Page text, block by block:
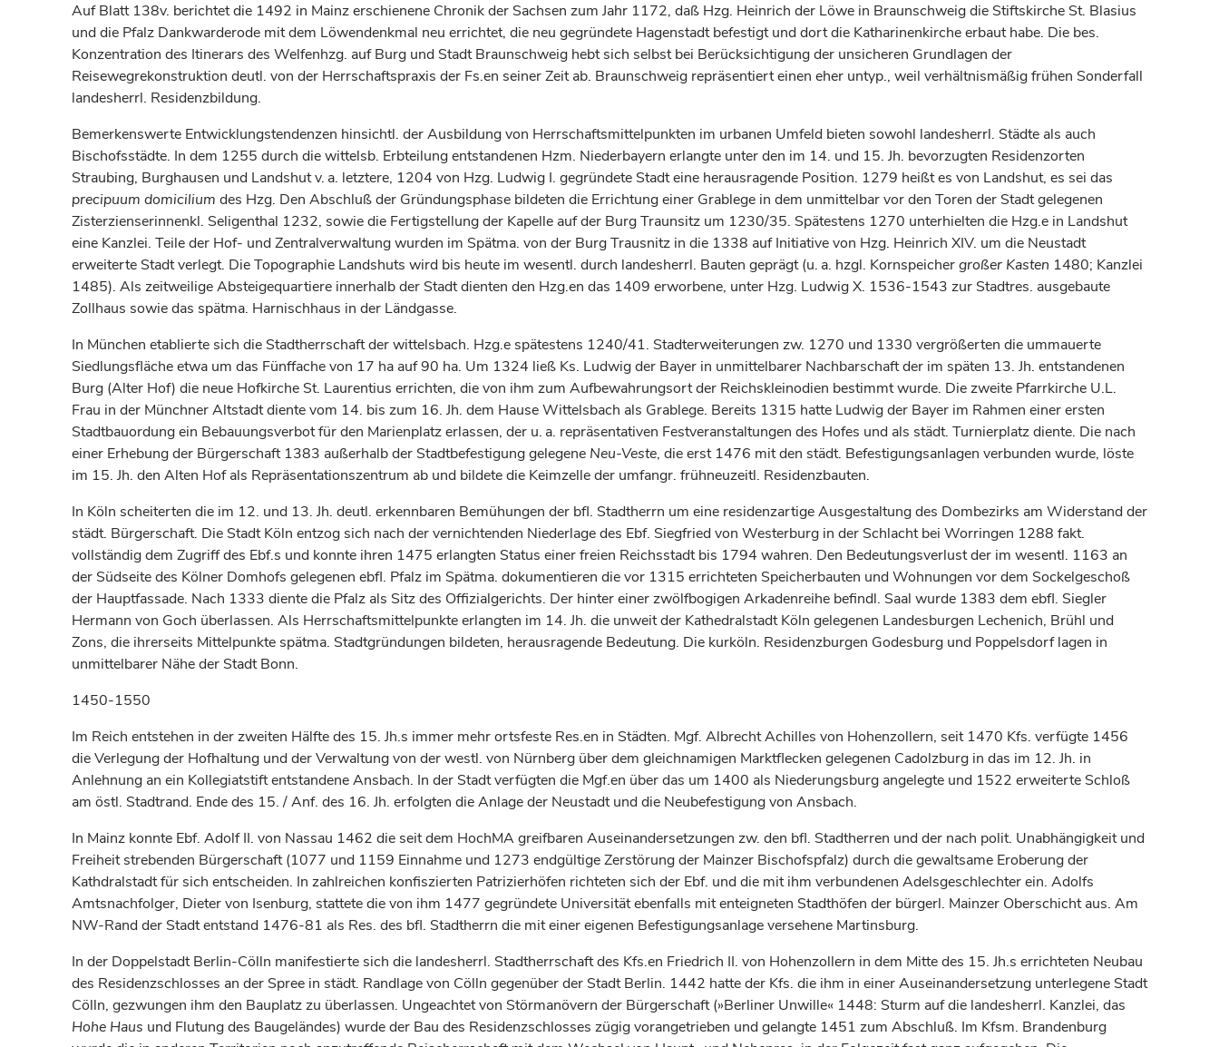
Auf Blatt 138v. berichtet die 1492 in Mainz erschienene Chronik der Sachsen zum Jahr 1172, daß Hzg. Heinrich der Löwe in Braunschweig die Stiftskirche St. Blasius
und die Pfalz Dankwarderode mit dem Löwendenkmal neu errichtet, die neu gegründete Hagenstadt befestigt und dort die Katharinenkirche erbaut habe. Die bes.
Konzentration des Itinerars des Welfenhzg. auf Burg und Stadt Braunschweig hebt sich selbst bei Berücksichtigung der unsicheren Grundlagen der
Reisewegrekonstruktion deutl. von der Herrschaftspraxis der Fs.en seiner Zeit ab. Braunschweig repräsentiert einen eher untyp., weil verhältnismäßig frühen Sonderfall
landesherrl. Residenzbildung.
Bemerkenswerte Entwicklungstendenzen hinsichtl. der Ausbildung von Herrschaftsmittelpunkten im urbanen Umfeld bieten sowohl landesherrl. Städte als auch
Bischofsstädte. In dem 1255 durch die wittelsb. Erbteilung entstandenen Hzm. Niederbayern erlangte unter den im 14. und 15. Jh. bevorzugten Residenzorten
Straubing, Burghausen und Landshut v. a. letztere, 1204 von Hzg. Ludwig I. gegründete Stadt eine herausragende Position. 1279 heißt es von Landshut, es sei das
precipuum domicilium des Hzg. Den Abschluß der Gründungsphase bildeten die Errichtung einer Grablege in dem unmittelbar vor den Toren der Stadt gelegenen
Zisterzienserinnenkl. Seligenthal 1232, sowie die Fertigstellung der Kapelle auf der Burg Traunsitz um 1230/35. Spätestens 1270 unterhielten die Hzg.e in Landshut
eine Kanzlei. Teile der Hof- und Zentralverwaltung wurden im Spätma. von der Burg Trausnitz in die 1338 auf Initiative von Hzg. Heinrich XIV. um die Neustadt
erweiterte Stadt verlegt. Die Topographie Landshuts wird bis heute im wesentl. durch landesherrl. Bauten geprägt (u. a. hzgl. Kornspeichergroßer Kasten 1480; Kanzlei
1485). Als zeitweilige Absteigequartiere innerhalb der Stadt dienten den Hzg.en das 1409 erworbene, unter Hzg. Ludwig X. 1536-1543 zur Stadtres. ausgebaute
Zollhaus sowie das spätma. Harnischhaus in der Ländgasse.
In München etablierte sich die Stadtherrschaft der wittelsbach. Hzg.e spätestens 1240/41. Stadterweiterungen zw. 1270 und 1330 vergrößerten die ummauerte
Siedlungsfläche etwa um das Fünffache von 17 ha auf 90 ha. Um 1324 ließ Ks. Ludwig der Bayer in unmittelbarer Nachbarschaft der im späten 13. Jh. entstandenen
Burg (Alter Hof) die neue Hofkirche St. Laurentius errichten, die von ihm zum Aufbewahrungsort der Reichskleinodien bestimmt wurde. Die zweite Pfarrkirche U.L.
Frau in der Münchner Altstadt diente vom 14. bis zum 16. Jh. dem Hause Wittelsbach als Grablege. Bereits 1315 hatte Ludwig der Bayer im Rahmen einer ersten
Stadtbauordung ein Bebauungsverbot für den Marienplatz erlassen, der u. a. repräsentativen Festveranstaltungen des Hofes und als städt. Turnierplatz diente. Die nach
einer Erhebung der Bürgerschaft 1383 außerhalb der Stadtbefestigung gelegene Neu-Veste, die erst 1476 mit den städt. Befestigungsanlagen verbunden wurde, löste
im 15. Jh. den Alten Hof als Repräsentationszentrum ab und bildete die Keimzelle der umfangr. frühneuzeitl. Residenzbauten.
In Köln scheiterten die im 12. und 13. Jh. deutl. erkennbaren Bemühungen der bfl. Stadtherrn um eine residenzartige Ausgestaltung des Dombezirks am Widerstand der
städt. Bürgerschaft. Die Stadt Köln entzog sich nach der vernichtenden Niederlage des Ebf. Siegfried von Westerburg in der Schlacht bei Worringen 1288 fakt.
vollständig dem Zugriff des Ebf.s und konnte ihren 1475 erlangten Status einer freien Reichsstadt bis 1794 wahren. Den Bedeutungsverlust der im wesentl. 1163 an
der Südseite des Kölner Domhofs gelegenen ebfl. Pfalz im Spätma. dokumentieren die vor 1315 errichteten Speicherbauten und Wohnungen vor dem Sockelgeschoß
der Hauptfassade. Nach 1333 diente die Pfalz als Sitz des Offizialgerichts. Der hinter einer zwölfbogigen Arkadenreihe befindl. Saal wurde 1383 dem ebfl. Siegler
Hermann von Goch überlassen. Als Herrschaftsmittelpunkte erlangten im 14. Jh. die unweit der Kathedralstadt Köln gelegenen Landesburgen Lechenich, Brühl und
Zons, die ihrerseits Mittelpunkte spätma. Stadtgründungen bildeten, herausragende Bedeutung. Die kurköln. Residenzburgen Godesburg und Poppelsdorf lagen in
unmittelbarer Nähe der Stadt Bonn.
1450-1550
Im Reich entstehen in der zweiten Hälfte des 15. Jh.s immer mehr ortsfeste Res.en in Städten. Mgf. Albrecht Achilles von Hohenzollern, seit 1470 Kfs. verfügte 1456
die Verlegung der Hofhaltung und der Verwaltung von der westl. von Nürnberg über dem gleichnamigen Marktflecken gelegenen Cadolzburg in das im 12. Jh. in
Anlehnung an ein Kollegiatstift entstandene Ansbach. In der Stadt verfügten die Mgf.en über das um 1400 als Niederungsburg angelegte und 1522 erweiterte Schloß
am östl. Stadtrand. Ende des 15. / Anf. des 16. Jh. erfolgten die Anlage der Neustadt und die Neubefestigung von Ansbach.
In Mainz konnte Ebf. Adolf II. von Nassau 1462 die seit dem HochMA greifbaren Auseinandersetzungen zw. den bfl. Stadtherren und der nach polit. Unabhängigkeit und
Freiheit strebenden Bürgerschaft (1077 und 1159 Einnahme und 1273 endgültige Zerstörung der Mainzer Bischofspfalz) durch die gewaltsame Eroberung der
Kathdralstadt für sich entscheiden. In zahlreichen konfiszierten Patrizierhöfen richteten sich der Ebf. und die mit ihm verbundenen Adelsgeschlechter ein. Adolfs
Amtsnachfolger, Dieter von Isenburg, stattete die von ihm 1477 gegründete Universität ebenfalls mit enteigneten Stadthöfen der bürgerl. Mainzer Oberschicht aus. Am
NW-Rand der Stadt entstand 1476-81 als Res. des bfl. Stadtherrn die mit einer eigenen Befestigungsanlage versehene Martinsburg.
In der Doppelstadt Berlin-Cölln manifestierte sich die landesherrl. Stadtherrschaft des Kfs.en Friedrich II. von Hohenzollern in dem Mitte des 15. Jh.s errichteten Neubau
des Residenzschlosses an der Spree in städt. Randlage von Cölln gegenüber der Stadt Berlin. 1442 hatte der Kfs. die ihm in einer Auseinandersetzung unterlegene Stadt
Cölln, gezwungen ihm den Bauplatz zu überlassen. Ungeachtet von Störmanövern der Bürgerschaft (»Berliner Unwille« 1448: Sturm auf die landesherrl. Kanzlei, das
Hohe Haus und Flutung des Baugeländes) wurde der Bau des Residenzschlosses zügig vorangetrieben und gelangte 1451 zum Abschluß. Im Kfsm. Brandenburg